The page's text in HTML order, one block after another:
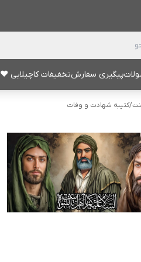
پیگیری سفارشتخفیفات کاچیلایی ♥
/کتیبه شهادت و وفات